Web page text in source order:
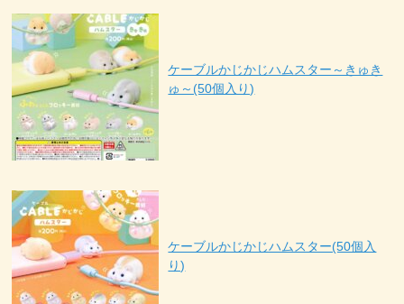
ケーブルかじかじハムスター～きゅき
ゅ～(50個入り)
ケーブルかじかじハムスター(50個入
り)